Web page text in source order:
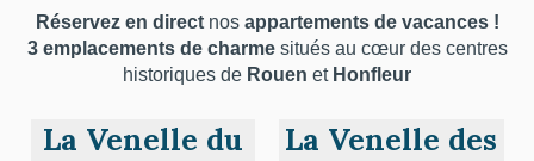
Réservez en direct nos appartements de vacances !
3 emplacements de charmesitués au cœur des centres
historiques de Rouen et Honfleur
La Venelle du
La Venelle des